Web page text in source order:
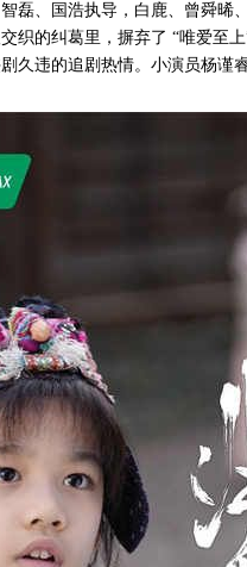
磊、国浩执导，白鹿、曾舜
织的纠葛里，摒弃了 “唯爱至
久违的追剧热情。小演员杨